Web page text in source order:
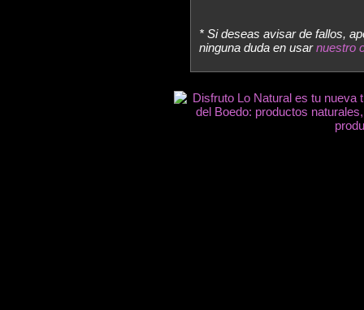
* Si deseas avisar de fallos,
ninguna duda en usarnuestro